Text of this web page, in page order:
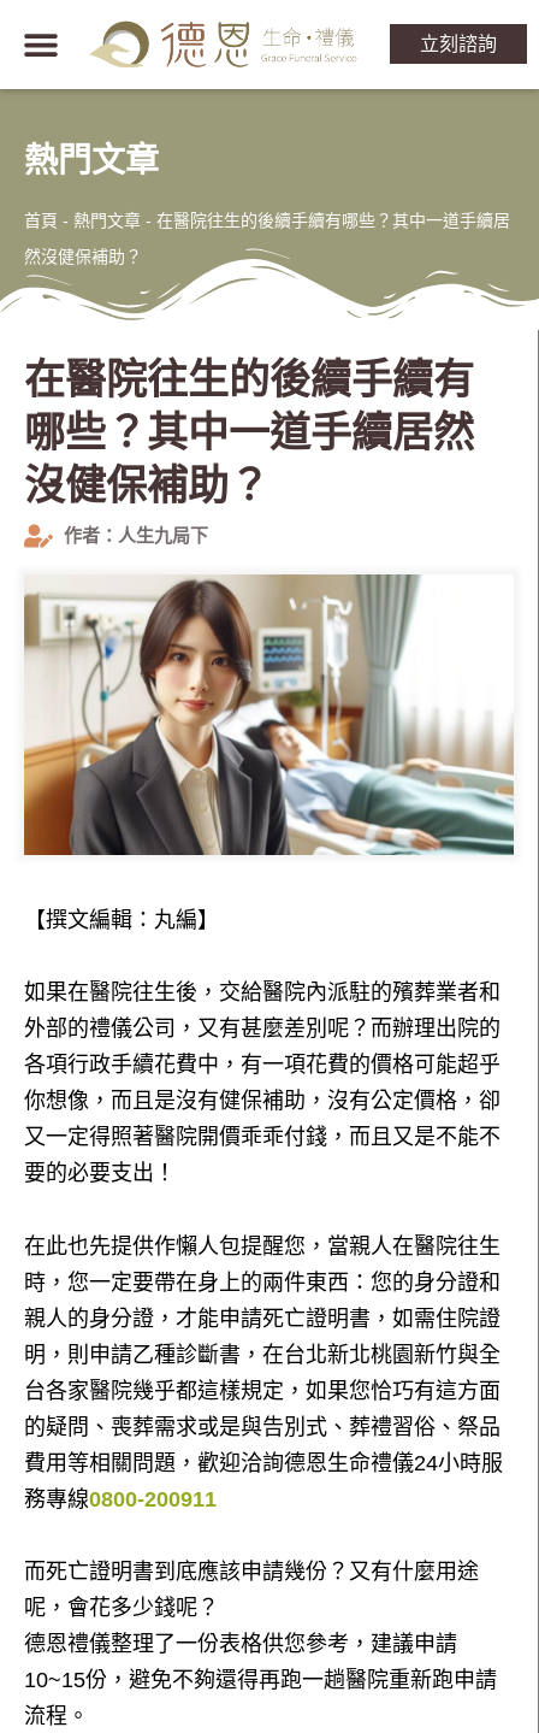
立刻諮詢
熱門文章
首頁 - 熱門文章 - 在醫院往生的後續手續有哪些？其中一道手續居
然沒健保補助？
在醫院往生的後續手續有
哪些？其中一道手續居然
沒健保補助？
作者：人生九局下
【撰文編輯：丸編】
如果在醫院往生後，交給醫院內派駐的殯葬業者和
外部的禮儀公司，又有甚麼差別呢？而辦理出院的
各項行政手續花費中，有一項花費的價格可能超乎
你想像，而且是沒有健保補助，沒有公定價格，卻
又一定得照著醫院開價乖乖付錢，而且又是不能不
要的必要支出！
在此也先提供作懶人包提醒您，當親人在醫院往生
時，您一定要帶在身上的兩件東西：您的身分證和
親人的身分證，才能申請死亡證明書，如需住院證
明，則申請乙種診斷書，在台北新北桃園新竹與全
台各家醫院幾乎都這樣規定，如果您恰巧有這方面
的疑問、喪葬需求或是與告別式、葬禮習俗、祭品
費用等相關問題，歡迎洽詢德恩生命禮儀24小時服
務專線0800-200911
而死亡證明書到底應該申請幾份？又有什麼用途
呢，會花多少錢呢？
德恩禮儀整理了一份表格供您參考，建議申請
10~15份，避免不夠還得再跑一趟醫院重新跑申請
流程。